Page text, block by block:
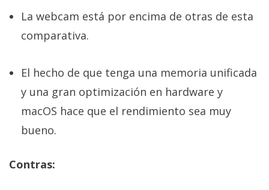
La webcam está por encima de otras de esta
comparativa.
El hecho de que tenga una memoria unificada
y una gran optimización en hardware y
macOS hace que el rendimiento sea muy
bueno.
Contras: